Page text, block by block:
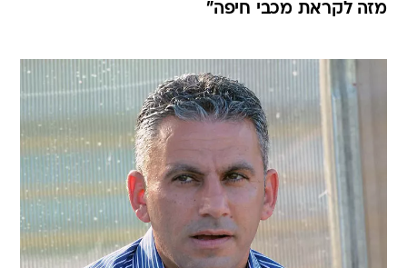
מזה לקראת מכבי חיפה"